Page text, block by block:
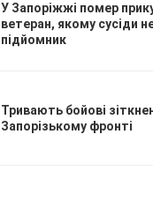
У Запоріжжі помер
ветеран, якому сусіди
підйомник
Тривають бойові
Запорізькому фронті